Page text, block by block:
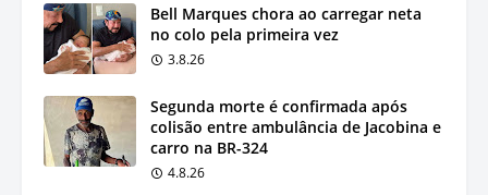
Bell Marques chora ao carregar neta
no colo pela primeira vez
3.8.26
Segunda morte é confirmada após
colisão entre ambulância de Jacobina e
carro na BR-324
4.8.26